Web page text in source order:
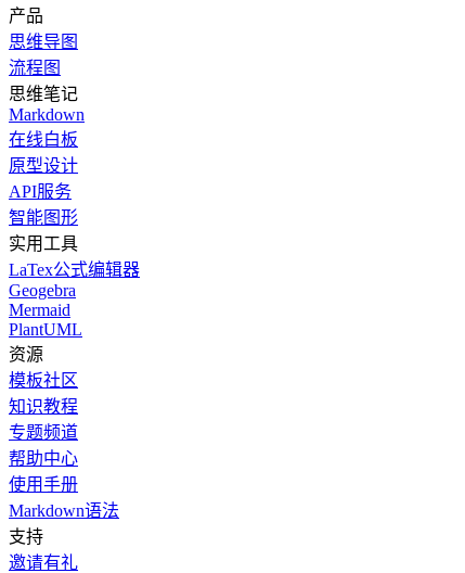
产品
思维导图
流程图
思维笔记
Markdown
在线白板
原型设计
API服务
智能图形
实用工具
LaTex公式编辑器
Geogebra
Mermaid
PlantUML
资源
模板社区
知识教程
专题频道
帮助中心
使用手册
Markdown语法
支持
邀请有礼